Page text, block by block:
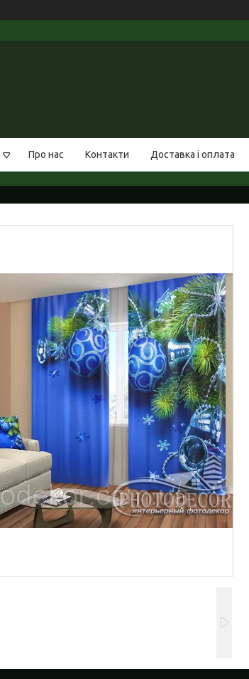
Про нас Контакти Доставка і оплата